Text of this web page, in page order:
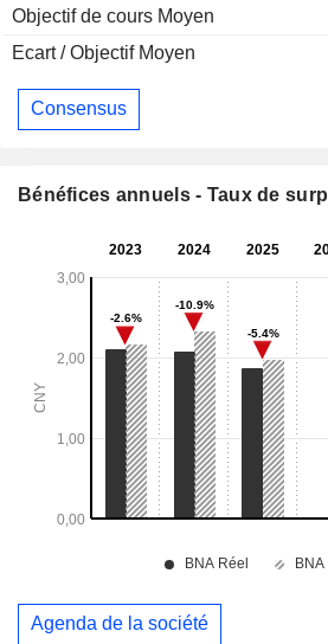
Objectif de cours Moyen
Ecart / Objectif Moyen
Consensus
Bénéfices annuels - Taux de
Agenda de la société